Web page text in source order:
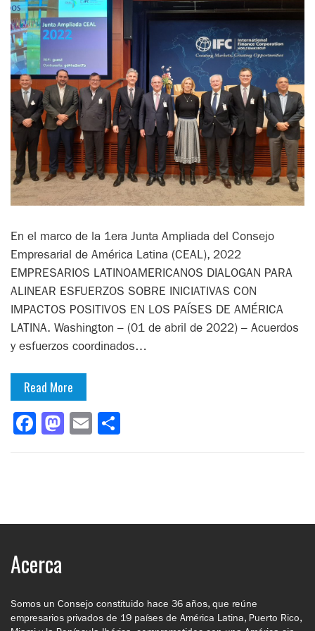
En el marco de la 1era Junta Ampliada del Consejo
Empresarial de América Latina (CEAL), 2022
EMPRESARIOS LATINOAMERICANOS DIALOGAN PARA
ALINEAR ESFUERZOS SOBRE INICIATIVAS CON
IMPACTOS POSITIVOS EN LOS PAÍSES DE AMÉRICA
LATINA. Washington – (01 de abril de 2022) – Acuerdos
y esfuerzos coordinados…
Read More
Facebook
Mastodon
Email
Acerca
Somos un Consejo constituido hace 36 años, que reúne
empresarios privados de 19 países de América Latina, Puerto Rico,